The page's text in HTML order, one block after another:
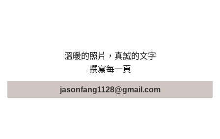
溫暖的照片，真誠的文字
撰寫每一頁
jasonfang1128@gmail.com